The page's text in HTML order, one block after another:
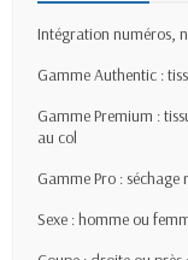
Intégration numéros,
Gamme Authentic :
Gamme Premium :
au col
Gamme Pro :
Sexe : homme ou